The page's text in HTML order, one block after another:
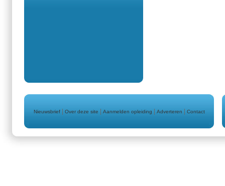
Nieuwsbrief| Over deze site Aanmelden opleiding Adverteren Contact